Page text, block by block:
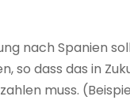
nach Spanien
so dass das in
muss.